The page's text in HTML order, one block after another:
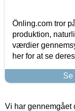
Önling.com tror
produktion,
værdier
her for at se
Se
Vi har